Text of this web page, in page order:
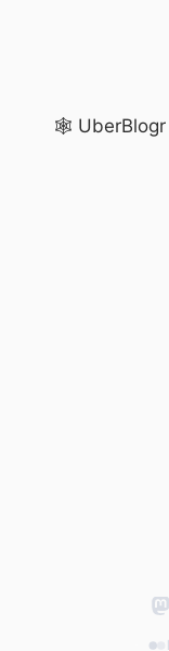
🕸️ UberBlogr